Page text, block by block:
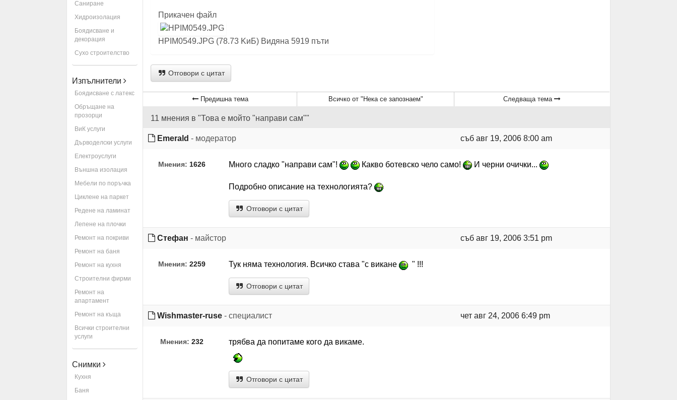
Саниране
Хидроизолация
Боядисване и
декорация
Сухо строителство
Изпълнители
Боядисване с латекс
Обръщане на
прозорци
ВиК услуги
Дърводелски услуги
Електроуслуги
Външна изолация
Мебели по поръчка
Циклене на паркет
Редене на ламинат
Лепене на плочки
Ремонт на покриви
Ремонт на баня
Ремонт на кухня
Строителни фирми
Ремонт на
апартамент
Ремонт на къща
Всички строителни
услуги
Снимки
Кухня
Баня
Прикачен файл
HPIM0549.JPG (78.73 KиБ) Видяна 5919 пъти
Отговори с цитат
Предишна тема Всичко от "Нека се запознаем" Следваща тема
11 мнения в "Това е мойто "направи сам""
Emerald - модератор съб авг 19, 2006 8:00 am
Мнения: 1626 Много сладко "направи сам"! Какво ботевско чело само! И черни очички...
Подробно описание на технологията?
Отговори с цитат
Стефан - майстор съб авг 19, 2006 3:51 pm
Мнения: 2259 Тук няма технология. Всичко става "с викане " !!!
Отговори с цитат
Wishmaster-ruse - специалист чет авг 24, 2006 6:49 pm
Мнения: 232 трябва да попитаме кого да викаме.
Отговори с цитат